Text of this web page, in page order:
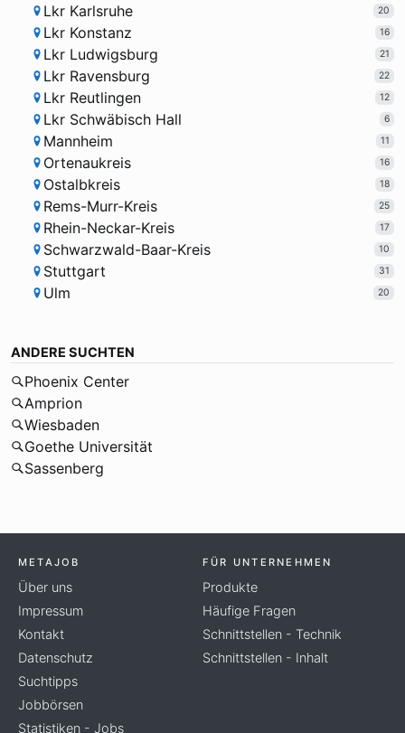
Lkr Karlsruhe 20
Lkr Konstanz 16
Lkr Ludwigsburg 21
Lkr Ravensburg 22
Lkr Reutlingen 12
Lkr Schwäbisch Hall 6
Mannheim 11
Ortenaukreis 16
Ostalbkreis 18
Rems-Murr-Kreis 25
Rhein-Neckar-Kreis 17
Schwarzwald-Baar-Kreis 10
Stuttgart 31
Ulm 20
ANDERE SUCHTEN
Phoenix Center
Amprion
Wiesbaden
Goethe Universität
Sassenberg
METAJOB
Über uns
Impressum
Kontakt
Datenschutz
Suchtipps
Jobbörsen
Statistiken - Jobs
FÜR UNTERNEHMEN
Produkte
Häufige Fragen
Schnittstellen - Technik
Schnittstellen - Inhalt